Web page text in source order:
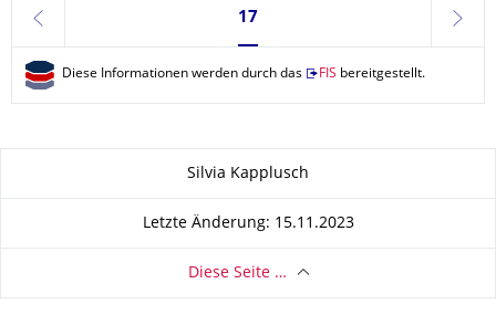
zurück
Seite 17, aktuell ausgewählt
17
weiter
Diese Informationen werden durch das FIS bereitgestellt.
Silvia Kapplusch
Letzte Änderung: 15.11.2023
Diese Seite …